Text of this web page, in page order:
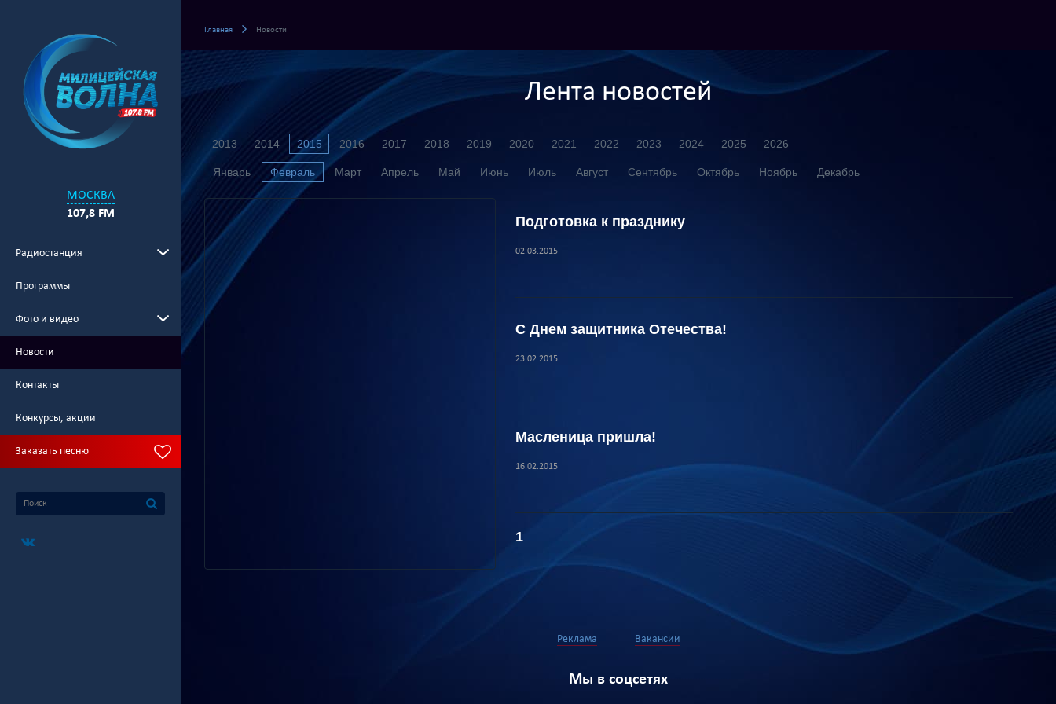
МОСКВА
107,8 FM
Радиостанция
Программы
Фото и видео
Новости
Контакты
Конкурсы, акции
Заказать песню
Главная Новости
Лента новостей
2013 2014 2015 2016 2017 2018 2019 2020 2021 2022 2023 2024 2025 2026
Январь Февраль Март Апрель Май Июнь Июль Август Сентябрь Октябрь Ноябрь Декабрь
Подготовка к празднику
02.03.2015
С Днем защитника Отечества!
23.02.2015
Масленица пришла!
16.02.2015
1
Реклама Вакансии
Мы в соцсетях